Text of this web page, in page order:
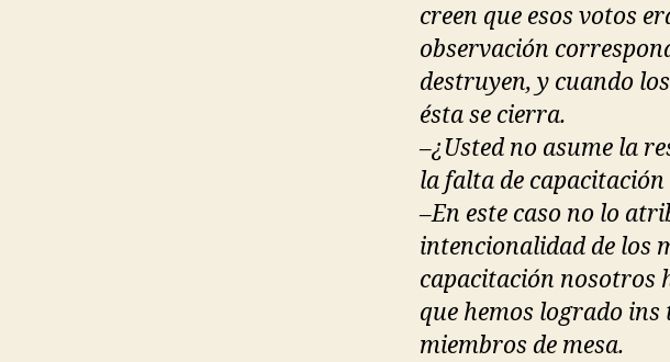
creen que esos votos
observación
destruyen, y cuando
ésta se cierra.
–¿Usted no asume la
la falta de capacitación
–En este caso no lo
intencionalidad de los
capacitación nosotros
que hemos logrado
miembros de mesa.